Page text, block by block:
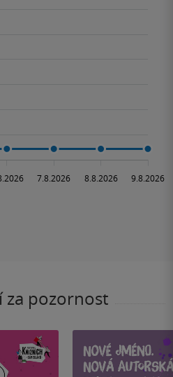
za pozornost